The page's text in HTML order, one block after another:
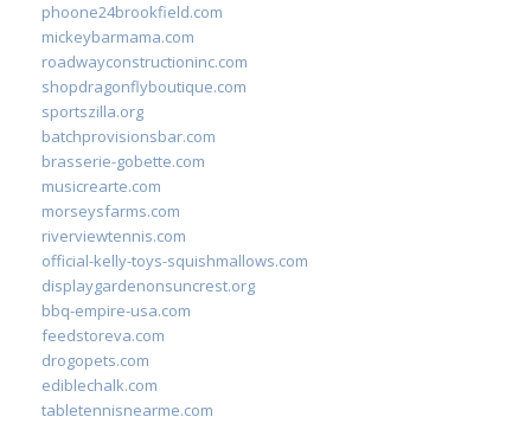
phoone24brookfield.com
mickeybarmama.com
roadwayconstructioninc.com
shopdragonflyboutique.com
sportszilla.org
batchprovisionsbar.com
brasserie-gobette.com
musicrearte.com
morseysfarms.com
riverviewtennis.com
official-kelly-toys-squishmallows.com
displaygardenonsuncrest.org
bbq-empire-usa.com
feedstoreva.com
drogopets.com
ediblechalk.com
tabletennisnearme.com